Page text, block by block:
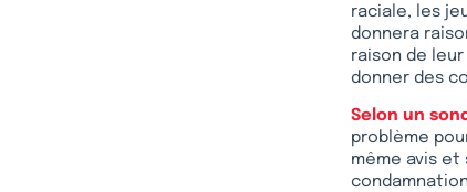
raciale, les
donnera
raison de
donner des
Selon un
problème
même avis